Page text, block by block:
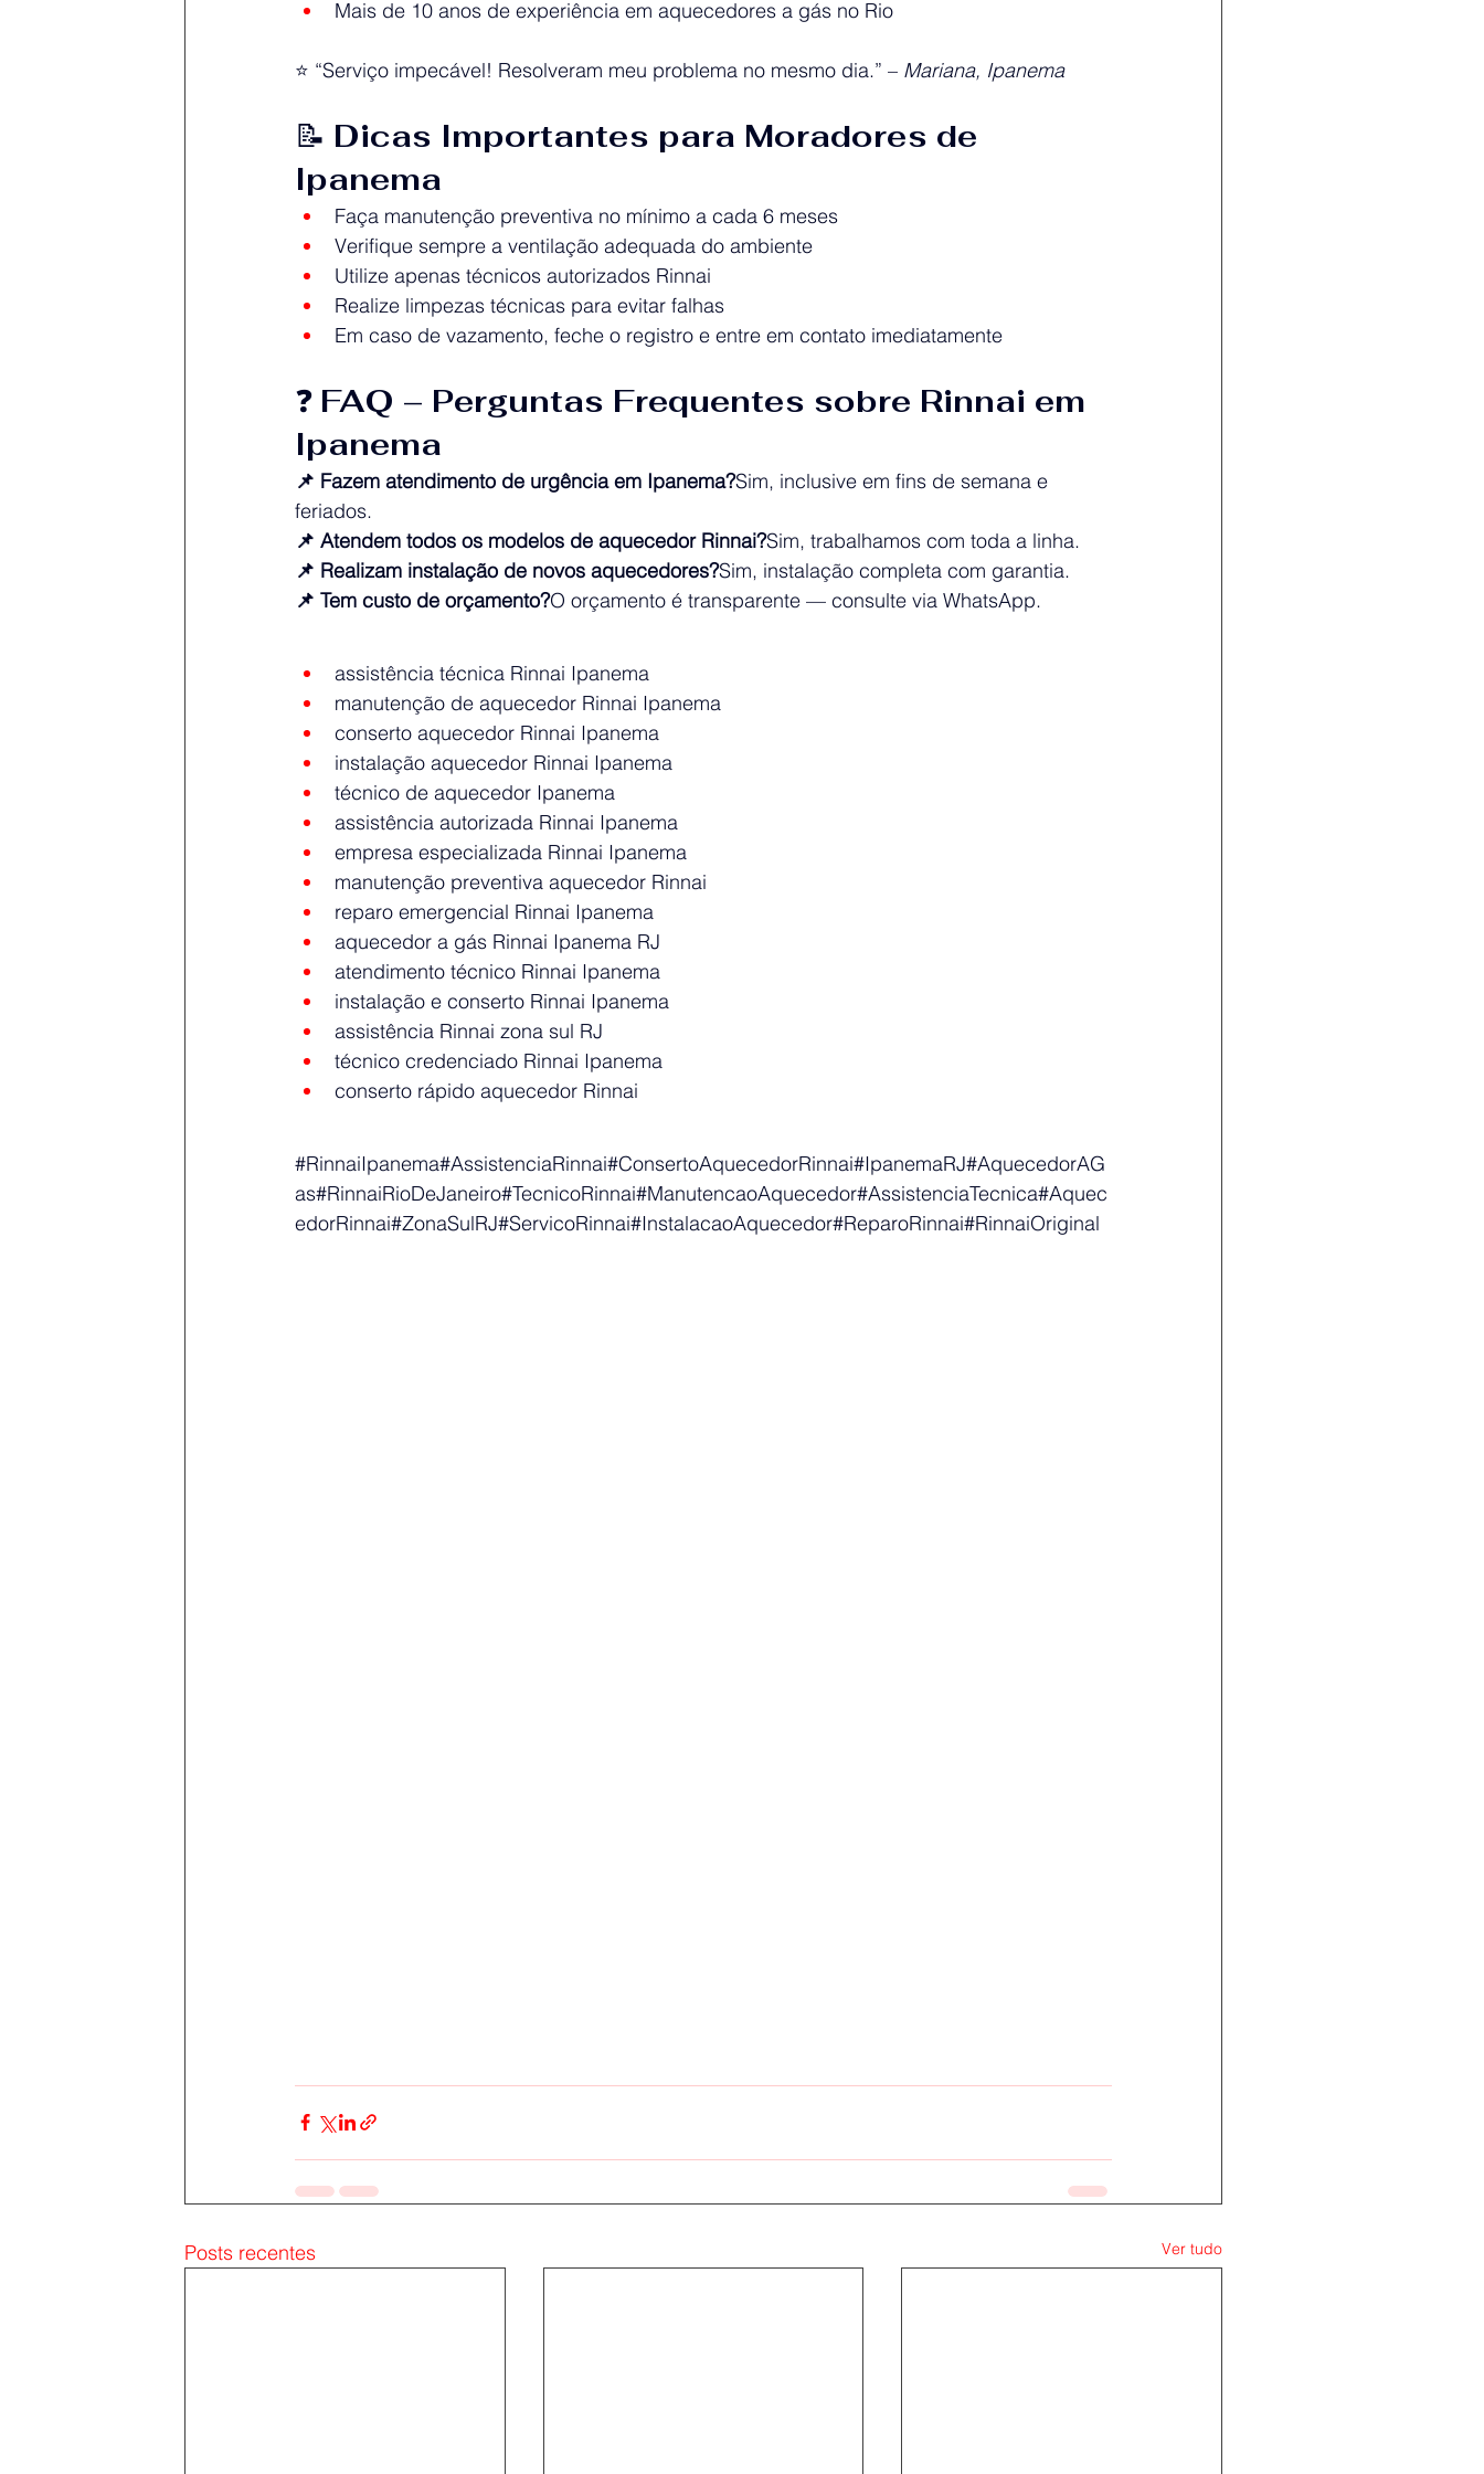
Mais de 10 anos de experiência em aquecedores a gás no Rio
⭐ “Serviço impecável! Resolveram meu problema no mesmo dia.” – Mariana, Ipanema
📝 Dicas Importantes para Moradores de
Ipanema
Faça manutenção preventiva no mínimo a cada 6 meses
Verifique sempre a ventilação adequada do ambiente
Utilize apenas técnicos autorizados Rinnai
Realize limpezas técnicas para evitar falhas
Em caso de vazamento, feche o registro e entre em contato imediatamente
❓ FAQ – Perguntas Frequentes sobre Rinnai em
Ipanema
📌 Fazem atendimento de urgência em Ipanema?Sim, inclusive em fins de semana e
feriados.
📌 Atendem todos os modelos de aquecedor Rinnai?Sim, trabalhamos com toda a linha.
📌 Realizam instalação de novos aquecedores?Sim, instalação completa com garantia.
📌 Tem custo de orçamento?O orçamento é transparente — consulte via WhatsApp.
assistência técnica Rinnai Ipanema
manutenção de aquecedor Rinnai Ipanema
conserto aquecedor Rinnai Ipanema
instalação aquecedor Rinnai Ipanema
técnico de aquecedor Ipanema
assistência autorizada Rinnai Ipanema
empresa especializada Rinnai Ipanema
manutenção preventiva aquecedor Rinnai
reparo emergencial Rinnai Ipanema
aquecedor a gás Rinnai Ipanema RJ
atendimento técnico Rinnai Ipanema
instalação e conserto Rinnai Ipanema
assistência Rinnai zona sul RJ
técnico credenciado Rinnai Ipanema
conserto rápido aquecedor Rinnai
#RinnaiIpanema#AssistenciaRinnai#ConsertoAquecedorRinnai#IpanemaRJ#AquecedorAG
as#RinnaiRioDeJaneiro#TecnicoRinnai#ManutencaoAquecedor#AssistenciaTecnica#Aquec
edorRinnai#ZonaSulRJ#ServicoRinnai#InstalacaoAquecedor#ReparoRinnai#RinnaiOriginal
Posts recentes Ver tudo